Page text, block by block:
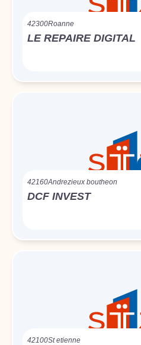
42300Roanne
LE REPAIRE DIGITAL
42160Andrezieux boutheon
DCF INVEST
42100St etienne